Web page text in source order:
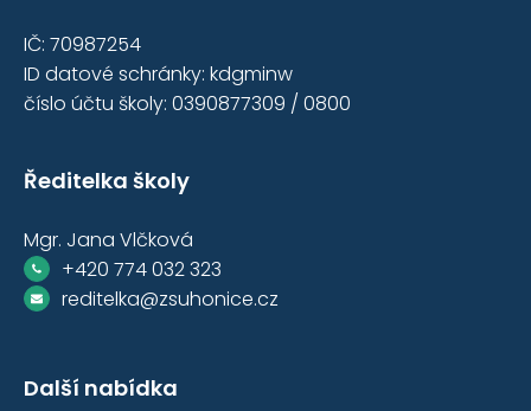
IČ: 70987254
ID datové schránky: kdgminw
číslo účtu školy: 0390877309 / 0800
Ředitelka školy
Mgr. Jana Vlčková
+420 774 032 323
reditelka@zsuhonice.cz
Další nabídka